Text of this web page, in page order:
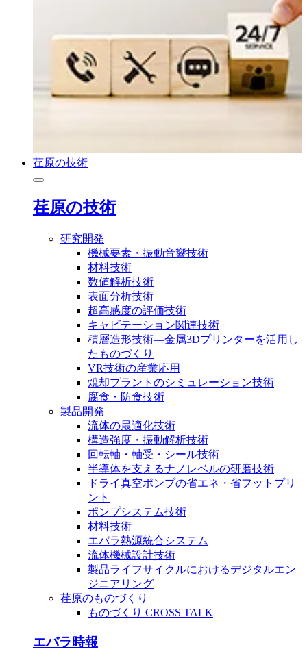
荏原の技術
荏原の技術
研究開発
機械要素・振動音響技術
材料技術
数値解析技術
表面分析技術
超高感度の評価技術
キャビテーション関連技術
積層造形技術―金属3Dプリンターを活用し
たものづくり
VR技術の産業応用
焼却プラントのシミュレーション技術
腐食・防食技術
製品開発
流体の最適化技術
構造強度・振動解析技術
回転軸・軸受・シール技術
半導体を支えるナノレベルの研磨技術
ドライ真空ポンプの省エネ・省フットプリ
ント
ポンプシステム技術
材料技術
エバラ熱源統合システム
流体機械設計技術
製品ライフサイクルにおけるデジタルエン
ジニアリング
荏原のものづくり
ものづくり CROSS TALK
エバラ時報